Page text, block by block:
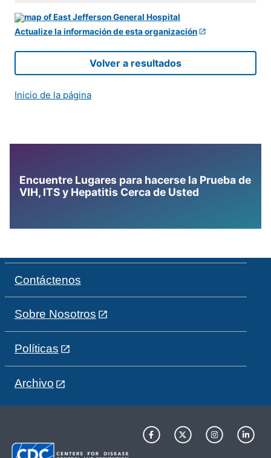
Actualize la información de esta organización
Volver a resultados
Inicio de la página
Encuentre Lugares para hacerse la Prueba de
VIH, ITS y Hepatitis Cerca de Usted
Contáctenos
Sobre Nosotros
Políticas
Archivo